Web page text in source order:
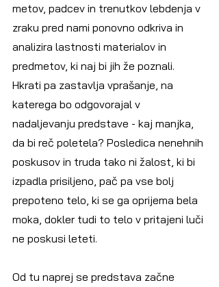
metov, padcev in trenutkov lebdenja v
zraku pred nami ponovno odkriva in
analizira lastnosti materialov in
predmetov, ki naj bi jih že poznali.
Hkrati pa zastavlja vprašanje, na
katerega bo odgovorajal v
nadaljevanju predstave - kaj manjka,
da bi reč poletela? Posledica nenehnih
poskusov in truda tako ni žalost, ki bi
izpadla prisiljeno, pač pa vse bolj
prepoteno telo, ki se ga oprijema bela
moka, dokler tudi to telo v pritajeni luči
ne poskusi leteti.
Od tu naprej se predstava začne